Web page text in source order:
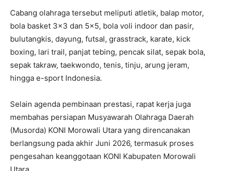
Cabang olahraga tersebut meliputi atletik, balap motor,
bola basket 3×3 dan 5×5, bola voli indoor dan pasir,
bulutangkis, dayung, futsal, grasstrack, karate, kick
boxing, lari trail, panjat tebing, pencak silat, sepak bola,
sepak takraw, taekwondo, tenis, tinju, arung jeram,
hingga e-sport Indonesia.
Selain agenda pembinaan prestasi, rapat kerja juga
membahas persiapan Musyawarah Olahraga Daerah
(Musorda) KONI Morowali Utara yang direncanakan
berlangsung pada akhir Juni 2026, termasuk proses
pengesahan keanggotaan KONI Kabupaten Morowali